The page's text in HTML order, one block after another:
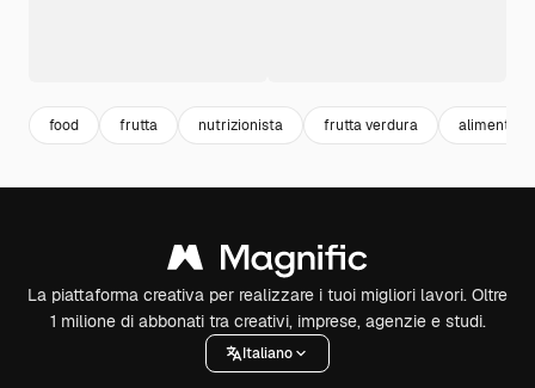
food frutta nutrizionista frutta verdura
La piattaforma creativa per realizzare i tuoi migliori lavori. Oltre
1 milione di abbonati tra creativi, imprese, agenzie e studi.
Italiano